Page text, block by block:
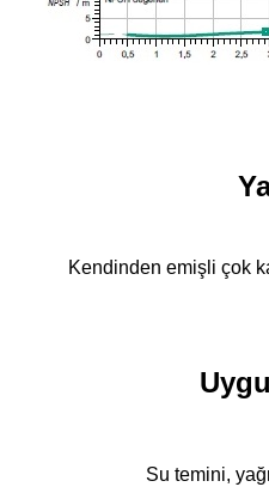
Kendinden emişli çok
Su temini,